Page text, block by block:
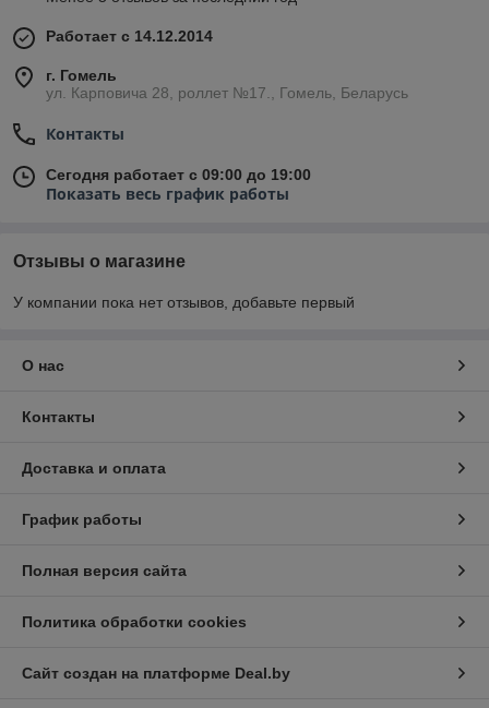
Работает с 14.12.2014
г. Гомель
ул. Карповича 28, роллет №17., Гомель, Беларусь
Контакты
Сегодня работает с 09:00 до 19:00
Показать весь график работы
Отзывы о магазине
У компании пока нет отзывов, добавьте первый
О нас
Контакты
Доставка и оплата
График работы
Полная версия сайта
Политика обработки cookies
Сайт создан на платформе Deal.by